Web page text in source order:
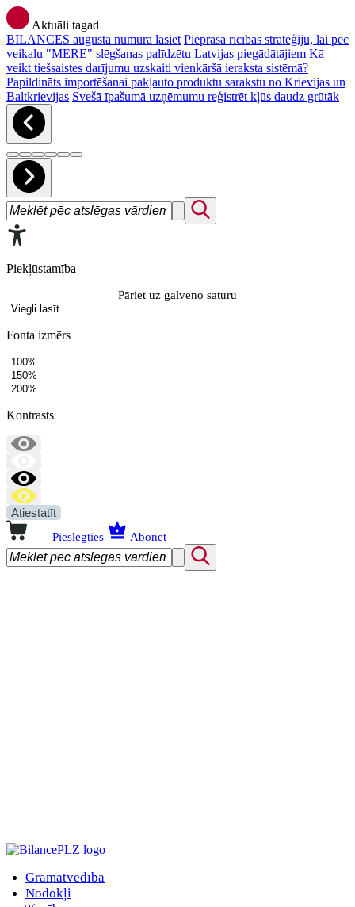
Aktuāli tagad
BILANCES augusta numurā lasiet Pieprasa rīcības stratēģiju, lai pēc
veikalu "MERE" slēgšanas palīdzētu Latvijas piegādātājiem Kā
veikt tiešsaistes darījumu uzskaiti vienkāršā ieraksta sistēmā?
Papildināts importēšanai pakļauto produktu sarakstu no Krievijas un
Baltkrievijas Svešā īpašumā uzņēmumu reģistrēt kļūs daudz grūtāk
Piekļūstamība
Pāriet uz galveno saturu
Viegli lasīt
Fonta izmērs
100%
150%
200%
Kontrasts
Atiestatīt
Pieslēgties Abonēt
Grāmatvedība
Nodokļi